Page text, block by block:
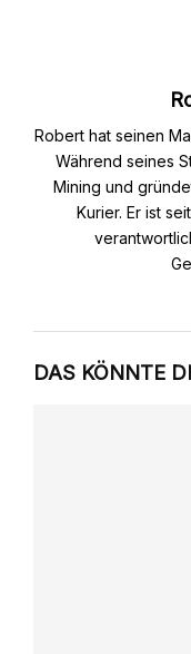
Robert hat seinen
Während seines
Mining und
Kurier. Er ist
DAS KÖNNTE